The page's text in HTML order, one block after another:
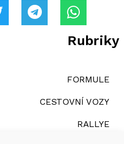
Rubriky
FORMULE
CESTOVNÍ VOZY
RALLYE